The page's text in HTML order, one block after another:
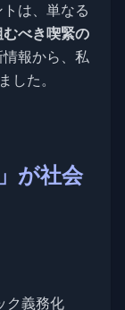
は、単なる
べき喫緊の
報から、私
した。
が社会
ク義務化